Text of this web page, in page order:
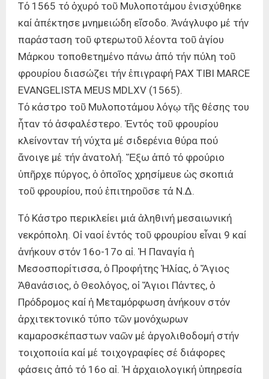
Τό 1565 τό ὀχυρό τοῦ Μυλοποτάμου ἐνισχύθηκε
καί ἀπέκτησε μνημειώδη εἴσοδο. Ἀνάγλυφο μέ τήν
παράσταση τοῦ φτερωτοῦ λέοντα τοῦ ἁγίου
Μάρκου τοποθετημένο πάνω ἀπό τήν πύλη τοῦ
φρουρίου διασώζει τήν ἐπιγραφή PAX TIBI MARCE
EVANGELISTA MEUS MDLXV (1565).
Τό κάστρο τοῦ Μυλοποτάμου λόγῳ τῆς θέσης του
ἦταν τό ἀσφαλέστερο. Ἐντός τοῦ φρουρίου
κλείνονταν τή νύχτα μέ σιδερένια θύρα πού
ἄνοιγε μέ τήν ἀνατολή. Ἔξω ἀπό τό φρούριο
ὑπῆρχε πύργος, ὁ ὁποῖος χρησίμευε ὡς σκοπιά
τοῦ φρουρίου, πού ἐπιτηροῦσε τά Ν.Δ.
Τό Κάστρο περικλείει μιά ἀληθινή μεσαιωνική
νεκρόπολη. Οἱ ναοί ἐντός τοῦ φρουρίου εἶναι 9 καί
ἀνήκουν στόν 16ο-17ο αἰ. Ἡ Παναγία ἡ
Μεσοσπορίτισσα, ὁ Προφήτης Ἠλίας, ὁ Ἅγιος
Ἀθανάσιος, ὁ Θεολόγος, οἱ Ἅγιοι Πάντες, ὁ
Πρόδρομος καί ἡ Μεταμόρφωση ἀνήκουν στόν
ἀρχιτεκτονικό τύπο τῶν μονόχωρων
καμαροσκέπαστων ναῶν μέ ἀργολιθοδομή στήν
τοιχοποιία καί μέ τοιχογραφίες σέ διάφορες
φάσεις ἀπό τό 16ο αἰ. Ἡ ἀρχαιολογική ὑπηρεσία